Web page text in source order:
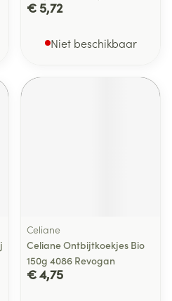
€ 5,72
Niet beschikbaar
Celiane
Celiane Ontbijtkoekjes Bio
150g 4086 Revogan
€ 4,75